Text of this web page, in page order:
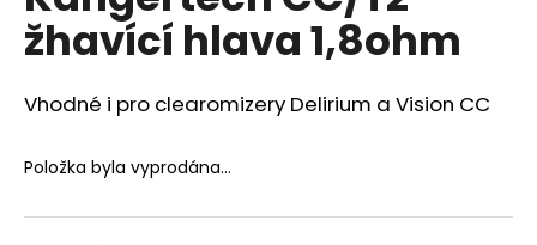
0,0
z
hvězdiček.
žhavící hlava 1,8ohm
Vhodné i pro clearomizery Delirium a Vision CC
Položka byla vyprodána…
a
j
í
t
?